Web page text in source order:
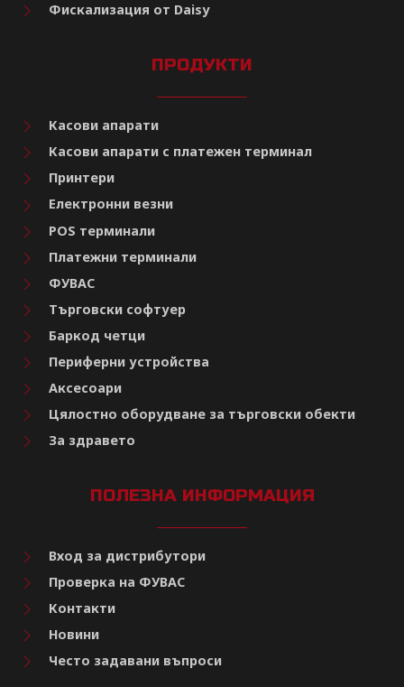
Фискализация от Daisy
ПРОДУКТИ
Касови апарати
Касови апарати с платежен терминал
Принтери
Електронни везни
POS терминали
Платежни терминали
ФУВАС
Търговски софтуер
Баркод четци
Периферни устройства
Аксесоари
Цялостно оборудване за търговски обекти
За здравето
ПОЛЕЗНА ИНФОРМАЦИЯ
Вход за дистрибутори
Проверка на ФУВАС
Контакти
Новини
Често задавани въпроси